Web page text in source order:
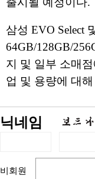
삼성 EVO Select
64GB/128GB/
지 및 일부 소매
업 및 용량에 대
닉네임
비회원